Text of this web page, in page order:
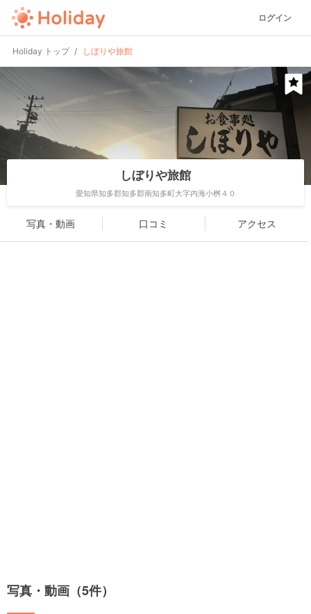
ログイン
Holiday トップ しぼりや旅館
しぼりや旅館
愛知県知多郡知多郡南知多町大字内海小桝４０
写真・動画 口コミ アクセス
写真・動画（5件）